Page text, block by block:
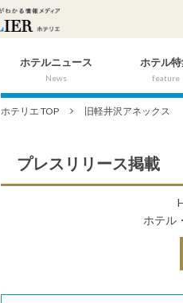
ホテルニュース
News
ホテル
feature
ホテリエ TOP 旧軽井沢アネックス
プレスリリース掲載
ホテル